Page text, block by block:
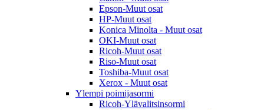
Epson-Muut osat
HP-Muut osat
Konica Minolta - Muut osat
OKI-Muut osat
Ricoh-Muut osat
Riso-Muut osat
Toshiba-Muut osat
Xerox - Muut osat
Ylempi poimijasormi
Ricoh-Ylävalitsinsormi